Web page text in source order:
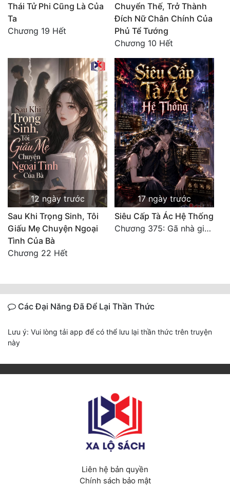
Thái Tử Phi Cũng Là Của
Ta
Chương 19 Hết
Chuyển Thế, Trở Thành
Đích Nữ Chân Chính Của
Phủ Tể Tướng
Chương 10 Hết
12 ngày trước
Sau Khi Trọng Sinh, Tôi
Giấu Mẹ Chuyện Ngoại
Tình Của Bà
Chương 22 Hết
17 ngày trước
Siêu Cấp Tà Ác Hệ Thống
Chương 375: Gã nhà giàu láo xược
Các Đại Năng Đã Để Lại Thần Thức
Lưu ý: Vui lòng tải app để có thể lưu lại thần thức trên truyện
này
Liên hệ bản quyền
Chính sách bảo mật